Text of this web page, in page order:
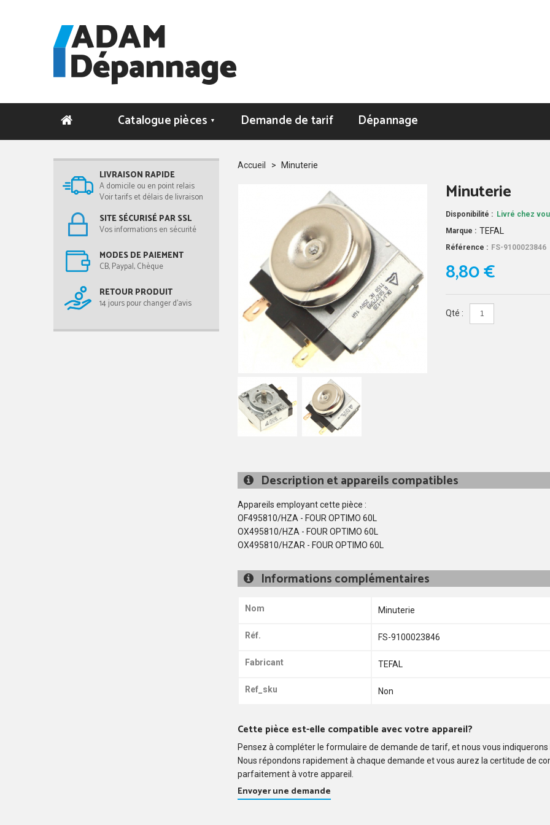
Catalogue pièces ▼ Demande de tarif Dépannage
Accueil > Minuterie
Minuterie
Disponibilité : Livré chez
Marque : TEFAL
Référence : FS-9100023846
8,80 €
Qté :
Description et appareils compatibles
Appareils employant cette pièce :
OF495810/HZA - FOUR OPTIMO 60L
OX495810/HZA - FOUR OPTIMO 60L
OX495810/HZAR - FOUR OPTIMO 60L
Informations complémentaires
Nom Minuterie
Réf. FS-9100023846
Fabricant TEFAL
Ref_sku Non
Cette pièce est-elle compatible avec votre appareil?
Pensez à compléter le formulaire de demande de tarif, et nous vous
Nous répondons rapidement à chaque demande et vous aurez la certitude de
parfaitement à votre appareil.
Envoyer une demande
LIVRAISON RAPIDE
A domicile ou en point relais
Voir tarifs et délais de livraison
SITE SÉCURISÉ PAR SSL
Vos informations en sécurité
MODES DE PAIEMENT
CB, Paypal, Chèque
RETOUR PRODUIT
14 jours pour changer d'avis